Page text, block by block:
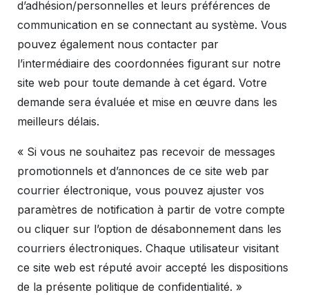
d’adhésion/personnelles et leurs préférences de
communication en se connectant au système. Vous
pouvez également nous contacter par
l’intermédiaire des coordonnées figurant sur notre
site web pour toute demande à cet égard. Votre
demande sera évaluée et mise en œuvre dans les
meilleurs délais.
« Si vous ne souhaitez pas recevoir de messages
promotionnels et d’annonces de ce site web par
courrier électronique, vous pouvez ajuster vos
paramètres de notification à partir de votre compte
ou cliquer sur l’option de désabonnement dans les
courriers électroniques. Chaque utilisateur visitant
ce site web est réputé avoir accepté les dispositions
de la présente politique de confidentialité. »